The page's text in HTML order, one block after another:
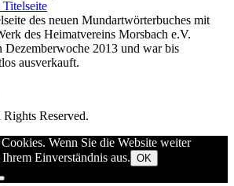
des neuen Mundartwörterbuches mit
des Heimatvereins Morsbach e.V.
Dezemberwoche 2013 und war bis
ausverkauft.
Reserved.
Wenn Sie die Website weiter
Einverständnis aus. OK